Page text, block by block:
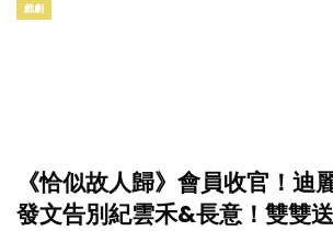
戲劇
《恰似故人歸》會員收官！迪
發文告別紀雲禾&長意！雙雙